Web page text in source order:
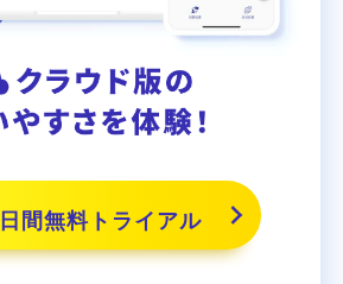
日間無料トライアル